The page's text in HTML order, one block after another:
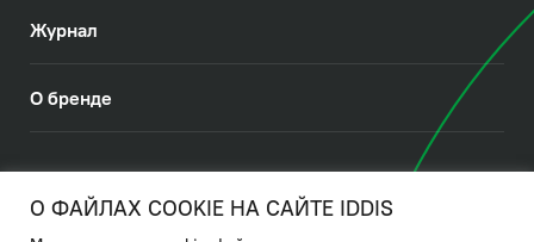
Журнал
О бренде
© 2026. IDDIS
О ФАЙЛАХ COOKIE НА САЙТЕ IDDIS